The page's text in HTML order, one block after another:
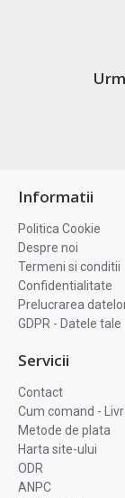
Informatii
Politica Cookie
Despre noi
Termeni si conditii
Confidentialitate
Prelucrarea
GDPR - Datele tale
Servicii
Contact
Cum comand -
Metode de plata
Harta site-ului
ODR
ANPC